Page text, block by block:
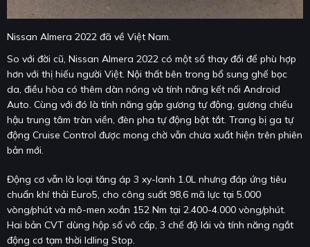
Nissan Almera 2022 đã về Việt Nam.
So với đời cũ, Nissan Almera 2022 có một số thay đổi để phù hợp
hơn với thị hiếu người Việt. Nội thất bên trong bổ sung ghế bọc
da, điều hòa có thêm dàn nóng và tính năng kết nối Android
Auto. Cùng với đó là tính năng gập gương tự động, gương chiếu
hậu trung tâm tràn viền, đèn pha tự động bật tắt. Trang bị ga tự
động Cruise Control được mong chờ vẫn chưa xuất hiện trên phiên
bản mới.
Động cơ vẫn là loại tăng áp 3 xy-lanh 1.0L nhưng đáp ứng tiêu
chuẩn khí thải Euro5, cho công suất 98,6 mã lực tại 5.000
vòng/phút và mô-men xoắn 152 Nm tại 2.400-4.000 vòng/phút.
Hai bản CVT dùng hộp số vô cấp, 3 chế độ lái và tính năng ngắt
động cơ tạm thời Idling Stop.